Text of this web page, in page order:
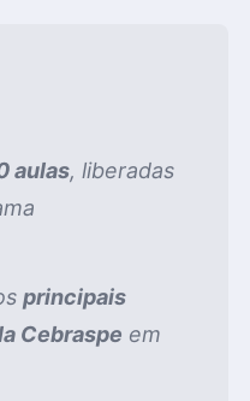
aulas, liberadas
principais
Cebraspe em